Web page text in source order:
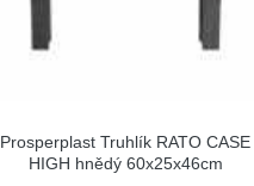
Prosperplast Truhlík RATO CASE
HIGH hnědý 60x25x46cm